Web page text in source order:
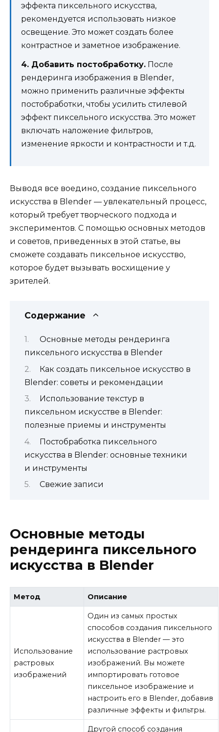
эффекта пиксельного искусства,
рекомендуется использовать низкое
освещение. Это может создать более
контрастное и заметное изображение.
4. Добавить постобработку. После
рендеринга изображения в Blender,
можно применить различные эффекты
постобработки, чтобы усилить стилевой
эффект пиксельного искусства. Это может
включать наложение фильтров,
изменение яркости и контрастности и т.д.
Выводя все воедино, создание пиксельного
искусства в Blender — увлекательный процесс,
который требует творческого подхода и
экспериментов. С помощью основных методов
и советов, приведенных в этой статье, вы
сможете создавать пиксельное искусство,
которое будет вызывать восхищение у
зрителей.
Содержание
Основные методы рендеринга
пиксельного искусства в Blender
Как создать пиксельное искусство в
Blender: советы и рекомендации
Использование текстур в
пиксельном искусстве в Blender:
полезные приемы и инструменты
Постобработка пиксельного
искусства в Blender: основные техники
и инструменты
Свежие записи
Основные методы
рендеринга пиксельного
искусства в Blender
Метод Описание
Использование
растровых
изображений
Один из самых простых
способов создания пиксельного
искусства в Blender — это
использование растровых
изображений. Вы можете
импортировать готовое
пиксельное изображение и
настроить его в Blender, добавив
различные эффекты и фильтры.
Другой способ создания